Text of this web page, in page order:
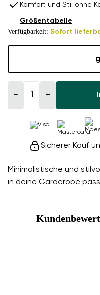
Minimalistische und
in deine Garderobe
Komfort und Stil ohne
Verfügbarkeit: Sofort
Größentabelle
− +
Sicherer Kauf